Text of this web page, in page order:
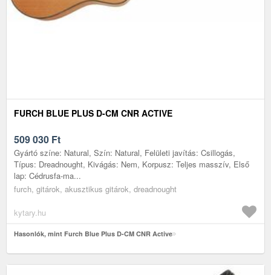
FURCH BLUE PLUS D-CM CNR ACTIVE
509 030 Ft
Gyártó színe: Natural, Szín: Natural, Felületi javítás: Csillogás,
Típus: Dreadnought, Kivágás: Nem, Korpusz: Teljes masszív, Első
lap: Cédrusfa-ma...
furch, gitárok, akusztikus gitárok, dreadnought
kytary.hu
Hasonlók, mint Furch Blue Plus D-CM CNR Active